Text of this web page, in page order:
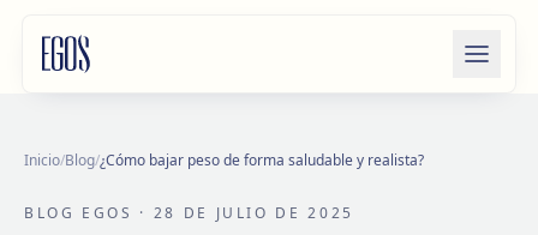
Inicio/Blog/¿Cómo bajar peso de forma saludable y realista?
BLOG EGOS · 28 DE JULIO DE 2025